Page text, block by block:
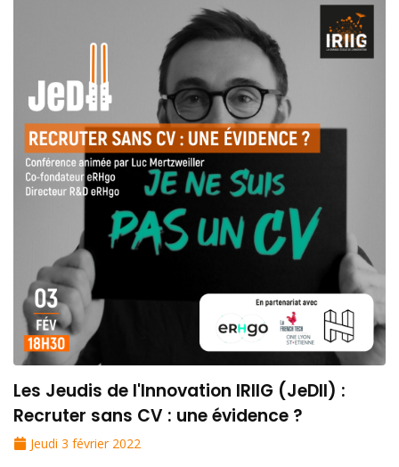
Les Jeudis de l'Innovation IRIIG (JeDII) :
Recruter sans CV : une évidence ?
Jeudi 3 février 2022